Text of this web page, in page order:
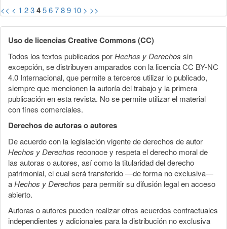
<< < 1 23456789 10 > >>
Uso de licencias Creative Commons (CC)
Todos los textos publicados porHechos y Derechos sin
excepción, se distribuyen amparados con la licencia CC BY-NC
4.0 Internacional, que permite a terceros utilizar lo publicado,
siempre que mencionen la autoría del trabajo y la primera
publicación en esta revista. No se permite utilizar el material
con fines comerciales.
Derechos de autoras o autores
De acuerdo con la legislación vigente de derechos de autor
Hechos y Derechos reconoce y respeta el derecho moral de
las autoras o autores, así como la titularidad del derecho
patrimonial, el cual será transferido —de forma no exclusiva—
aHechos y Derechos para permitir su difusión legal en acceso
abierto.
Autoras o autores pueden realizar otros acuerdos contractuales
independientes y adicionales para la distribución no exclusiva